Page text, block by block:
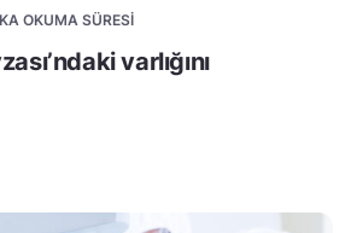
OKUMA SÜRESI
varlığını